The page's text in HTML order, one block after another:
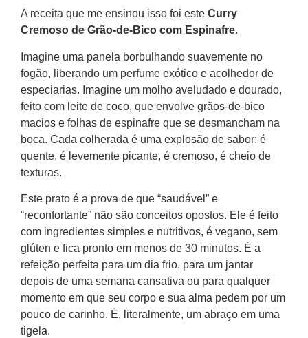
A receita que me ensinou isso foi este Curry
Cremoso de Grão-de-Bico com Espinafre.
Imagine uma panela borbulhando suavemente no
fogão, liberando um perfume exótico e acolhedor de
especiarias. Imagine um molho aveludado e dourado,
feito com leite de coco, que envolve grãos-de-bico
macios e folhas de espinafre que se desmancham na
boca. Cada colherada é uma explosão de sabor: é
quente, é levemente picante, é cremoso, é cheio de
texturas.
Este prato é a prova de que “saudável” e
“reconfortante” não são conceitos opostos. Ele é feito
com ingredientes simples e nutritivos, é vegano, sem
glúten e fica pronto em menos de 30 minutos. É a
refeição perfeita para um dia frio, para um jantar
depois de uma semana cansativa ou para qualquer
momento em que seu corpo e sua alma pedem por um
pouco de carinho. É, literalmente, um abraço em uma
tigela.